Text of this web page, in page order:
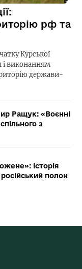
рф та
Курської
і виконанням
держави-
Ращук: «Воєнні
з
історія
полон